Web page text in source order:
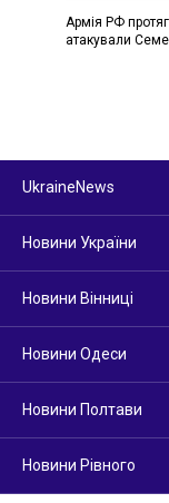
Армія РФ
атакували
UkraineNews
Новини України
Новини Вінниці
Новини Одеси
Новини Полтави
Новини Рівного